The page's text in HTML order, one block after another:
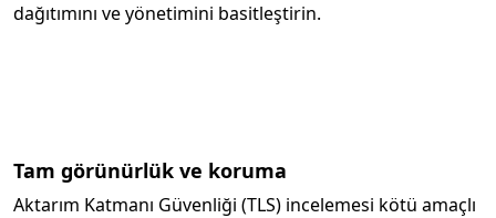
dağıtımını ve yönetimini basitleştirin.
Tam görünürlük ve koruma
Aktarım Katmanı Güvenliği (TLS) incelemesi kötü amaçlı